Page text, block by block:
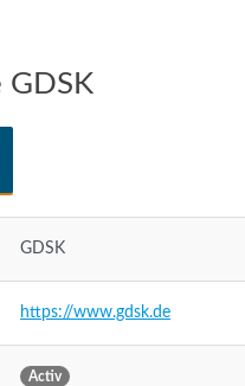
GDSK
GDSK
https://www.gdsk.de
Activ